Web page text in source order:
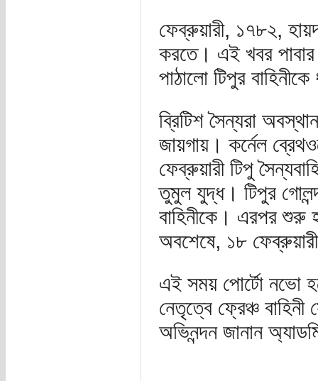
ফেব্রুয়ারী, ১৭৮২,
করতে। এই খবর পাবার
পাঠালো টিপুর
ব্রিটিশ সৈন্যরা
জায়গায়। কর্নেল
ফেব্রুয়ারী টিপু
তুমুল যুদ্ধ। টিপুর
বাহিনীকে। এরপর শুরু
অবশেষে, ১৮
এই সময় পোর্টো নভো
নেতৃত্বে ফ্রেঞ্চ
অভিনন্দন জানান